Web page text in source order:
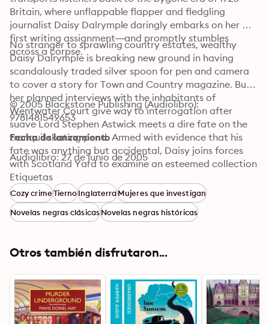
Britain, where unflappable flapper and fledgling
journalist Daisy Dalrymple daringly embarks on her
first writing assignment—and promptly stumbles
across a corpse.
No stranger to sprawling country estates, wealthy
Daisy Dalrymple is breaking new ground in having
scandalously traded silver spoon for pen and camera
to cover a story for Town and Country magazine. But
her planned interviews with the inhabitants of
Wentwater Court give way to interrogation after
suave Lord Stephen Astwick meets a dire fate on the
tranquil skating pond. Armed with evidence that his
fate was anything but accidental, Daisy joins forces
with Scotland Yard to examine an esteemed collection
of suspects and to see that the unlikely culprit doesn’t
slip through their fingers just as the unfortunate
Astwick slipped through the ice.
© 2005 Blackstone Publishing (Audiolibro):
9781481549653
Fecha de lanzamiento
Audiolibro: 27 de junio de 2005
Etiquetas
Cozy crimeTiernoInglaterraMujeres que investigan
Novelas negras clásicasNovelas negras históricas
Otros también disfrutaron...